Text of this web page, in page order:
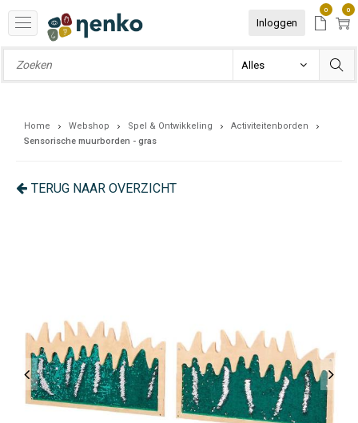
Inloggen
0 0
Home Webshop Spel & Ontwikkeling
Activiteitenborden
Sensorische muurborden - gras
TERUG NAAR OVERZICHT